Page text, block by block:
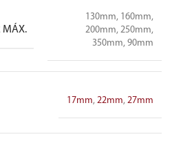
MÁX.
130mm, 160mm,
200mm, 250mm,
350mm, 90mm
17mm, 22mm, 27mm